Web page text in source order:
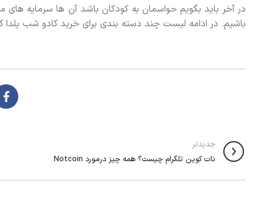
در آخر باید بگویم حواسمان به کودکان باشد آن ها سرمایه
باشیم. در ادامه لیست چند دسته بندی برای خرید کادو شب یلدا
جدیدتر
نات کوین تلگرام چیست؟ همه چیز درمورد Notcoin